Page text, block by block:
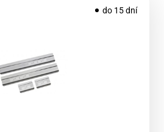
do 15 dní